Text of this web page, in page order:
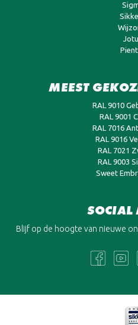
MEEST
RAL 9010
RAL 9001
RAL 7016
RAL 9016
RAL 7021
RAL 9003
Sweet
SOCIAL
Blijf op de hoogte van nieuwe